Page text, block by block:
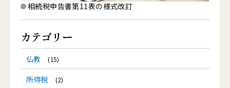
相続税申告書第11表の様式改訂
カテゴリー
仏教 (15)
所得税 (2)